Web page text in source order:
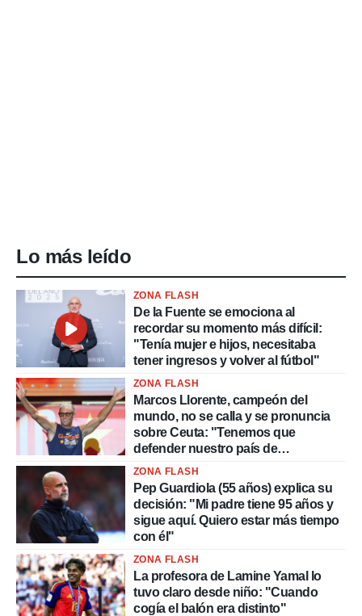
Lo más leído
ZONA FLASH
De la Fuente se emociona al
recordar su momento más difícil:
"Tenía mujer e hijos, necesitaba
tener ingresos y volver al fútbol"
ZONA FLASH
Marcos Llorente, campeón del
mundo, no se calla y se pronuncia
sobre Ceuta: "Tenemos que
defender nuestro país de
delincuentes"
ZONA FLASH
Pep Guardiola (55 años) explica su
decisión: "Mi padre tiene 95 años y
sigue aquí. Quiero estar más tiempo
con él"
ZONA FLASH
La profesora de Lamine Yamal lo
tuvo claro desde niño: "Cuando
cogía el balón era distinto"